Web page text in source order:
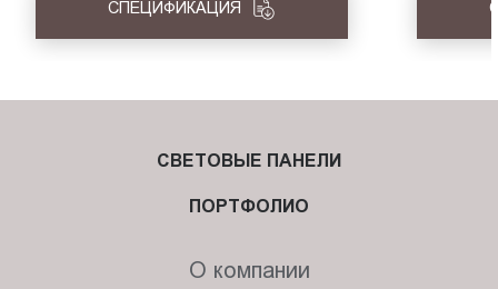
СПЕЦИФИКАЦИЯ
СВЕТОВЫЕ ПАНЕЛИ
ПОРТФОЛИО
О компании